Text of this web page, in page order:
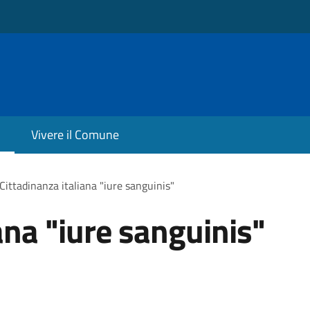
Vivere il Comune
Cittadinanza italiana "iure sanguinis"
"iure sanguinis"